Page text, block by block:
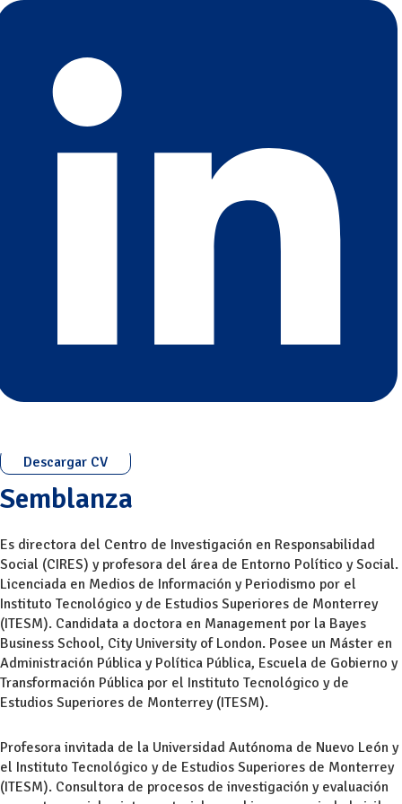
Descargar CV
Semblanza
Es directora del Centro de Investigación en Responsabilidad
Social (CIRES) y profesora del área de Entorno Político y Social.
Licenciada en Medios de Información y Periodismo por el
Instituto Tecnológico y de Estudios Superiores de Monterrey
(ITESM). Candidata a doctora en Management por la Bayes
Business School, City University of London. Posee un Máster en
Administración Pública y Política Pública, Escuela de Gobierno y
Transformación Pública por el Instituto Tecnológico y de
Estudios Superiores de Monterrey (ITESM).
Profesora invitada de la Universidad Autónoma de Nuevo León y
el Instituto Tecnológico y de Estudios Superiores de Monterrey
(ITESM). Consultora de procesos de investigación y evaluación